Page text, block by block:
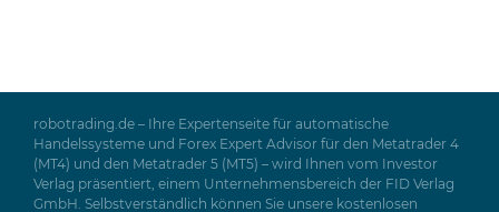
robotrading.de – Ihre Expertenseite für automatische
Handelssysteme und Forex Expert Advisor für den Metatrader 4
(MT4) und den Metatrader 5 (MT5) – wird Ihnen vom Investor
Verlag präsentiert, einem Unternehmensbereich der FID Verlag
GmbH. Selbstverständlich können Sie unsere kostenlosen